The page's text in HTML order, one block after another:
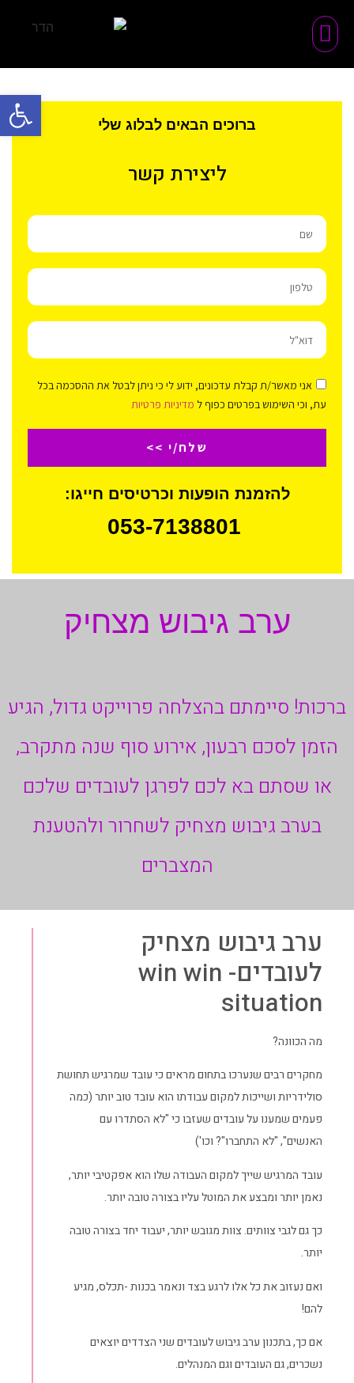
פתח
ברוכים הבאים לבלוג שלי
ליצירת קשר
אני מאשר/ת קבלת עדכונים, ידוע לי כי ניתן לבטל את ההסכמה בכל
עת, וכי השימוש בפרטים כפוף ל מדיניות פרטיות
שלח/י >>
להזמנת הופעות וכרטיסים חייגו:
ערב גיבוש מצחיק
ברכות! סיימתם בהצלחה פרוייקט גדול, הגיע
הזמן לסכם רבעון, אירוע סוף שנה מתקרב,
או שסתם בא לכם לפרגן לעובדים שלכם
בערב גיבוש מצחיק לשחרור ולהטענת
המצברים
ערב גיבוש מצחיק
לעובדים- win win
situation
מה הכוונה?
מחקרים רבים שנערכו בתחום מראים כי עובד שמרגיש תחושת
סולידריות ושייכות למקום עבודתו הוא עובד טוב יותר (כמה
פעמים שמענו על עובדים שעזבו כי "לא הסתדרו עם
האנשים", "לא התחברו"? וכו')
עובד המרגיש שייך למקום העבודה שלו הוא אפקטיבי יותר,
נאמן יותר ומבצע את המוטל עליו בצורה טובה יותר.
כך גם לגבי צוותים. צוות מגובש יותר, יעבוד יחד בצורה טובה
יותר.
ואם נעזוב את כל אלו לרגע בצד ונאמר בכנות -תכלס, מגיע
להם!
אם כך, בתכנון ערב גיבוש לעובדים שני הצדדים יוצאים
נשכרים, גם העובדים וגם המנהלים.